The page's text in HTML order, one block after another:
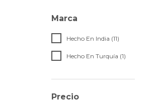
Marca
Hecho En India (11)
Hecho En Turquía (1)
Precio